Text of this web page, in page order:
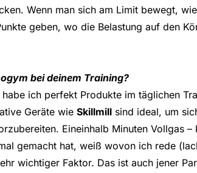
Wenn man sich am Limit bewegt,
geben, wo die Belastung auf den
bei deinem Training?
ich perfekt Produkte im täglichen
Geräte wie Skillmill sind ideal, um
Eineinhalb Minuten Vollgas
gemacht hat, weiß wovon ich rede
wichtiger Faktor. Das ist auch jener